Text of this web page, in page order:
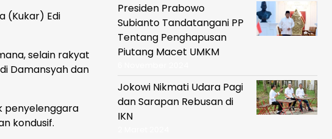
(Kukar) Edi
selain rakyat
Damansyah dan
penyelenggara
kondusif.
Presiden Prabowo
Subianto Tandatangani PP
Tentang Penghapusan
Piutang Macet UMKM
Jokowi Nikmati Udara Pagi
dan Sarapan Rebusan di
IKN